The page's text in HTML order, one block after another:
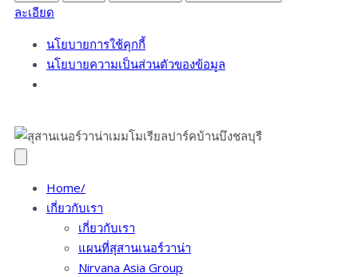
ละเอียด
นโยบายการใช้คุกกี้
นโยบายความเป็นส่วนตัวของข้อมูล
Home/
เกี่ยวกับเรา
เกี่ยวกับเรา
แผนที่สุสานเนอร์วาน่า
Nirvana Asia Group